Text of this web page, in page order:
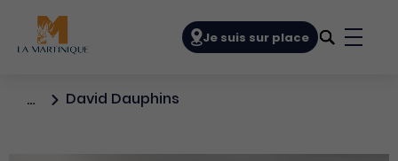
Je suis sur place
… David Dauphins